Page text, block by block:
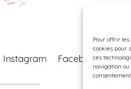
Pour offrir les
cookies pour
ces
navigation ou
Instagram Facebook